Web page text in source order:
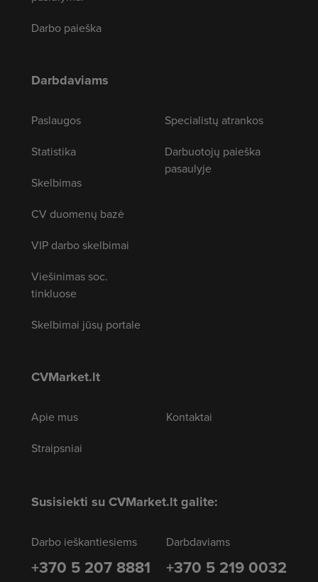
Darbo paieška
Darbdaviams
Paslaugos
Statistika
Skelbimas
CV duomenų bazė
VIP darbo skelbimai
Viešinimas soc.
tinkluose
Skelbimai jūsų portale
Specialistų atrankos
Darbuotojų paieška
pasaulyje
CVMarket.lt
Apie mus
Straipsniai
Kontaktai
Susisiekti su CVMarket.lt galite:
Darbo ieškantiesiems
+370 5 207 8881
Darbdaviams
+370 5 219 0032